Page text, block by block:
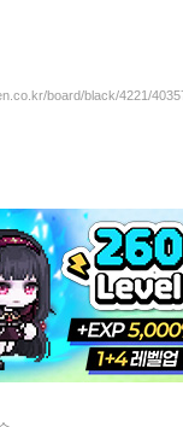
board/black/4221/